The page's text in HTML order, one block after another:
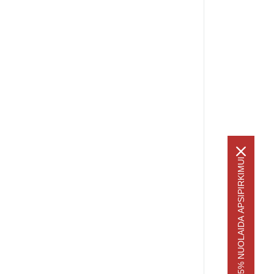
-5% NUOLAIDA APSIPIRKIMUI